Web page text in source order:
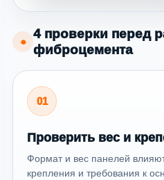
●
4 проверки перед
фиброцемента
01
Проверить вес и
Формат и вес панелей
крепления и требования к